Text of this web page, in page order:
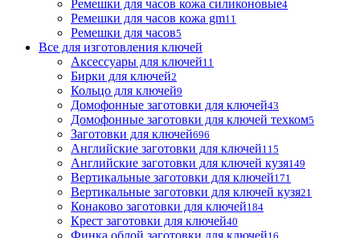
Ремешки для часов кожа силиконовые4
Ремешки для часов кожа gm11
Ремешки для часов5
Все для изготовления ключей
Аксессуары для ключей11
Бирки для ключей2
Кольцо для ключей9
Домофонные заготовки для ключей43
Домофонные заготовки для ключей техком5
Заготовки для ключей696
Английские заготовки для ключей115
Английские заготовки для ключей кузя149
Вертикальные заготовки для ключей171
Вертикальные заготовки для ключей кузя21
Конаково заготовки для ключей184
Крест заготовки для ключей40
Финка облой заготовки для ключей